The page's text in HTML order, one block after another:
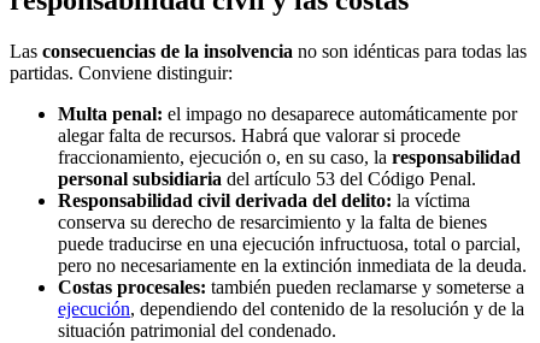
Las consecuencias de la insolvencia no son idénticas para todas las
partidas. Conviene distinguir:
Multa penal: el impago no desaparece automáticamente por
alegar falta de recursos. Habrá que valorar si procede
fraccionamiento, ejecución o, en su caso, la responsabilidad
personal subsidiaria del artículo 53 del Código Penal.
Responsabilidad civil derivada del delito: la víctima
conserva su derecho de resarcimiento y la falta de bienes
puede traducirse en una ejecución infructuosa, total o parcial,
pero no necesariamente en la extinción inmediata de la deuda.
Costas procesales: también pueden reclamarse y someterse a
ejecución, dependiendo del contenido de la resolución y de la
situación patrimonial del condenado.